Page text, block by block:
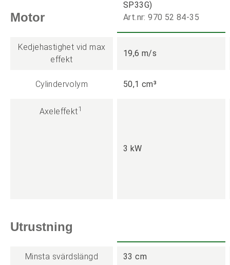
Motor
SP33G)
Art.nr: 970 52 84-35
Kedjehastighet vid max
effekt
19,6 m/s
Cylindervolym 50,1 cm³
Axeleffekt1
3 kW
Utrustning
Minsta svärdslängd 33 cm